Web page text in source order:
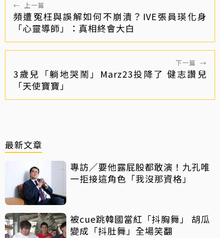
← 上一篇
頻遭冤枉與誤解如何不崩潰？IVE張員瑛化身
「心靈導師」：真相終會大白
下一篇 →
3歲兒「躺地哭鬧」Marz23投降了 健志讚兒
「天使寶寶」
最新文章
專訪／要他露屁股都敢演！九孔唯
一拒接這角色「我沒那資格」
被cue跳韓國當紅「抖胸舞」 胡瓜
變成「抖肚舞」全場笑翻